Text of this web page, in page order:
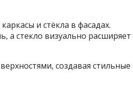
и стёкла в фасадах.
а стекло визуально расширяет
создавая стильные